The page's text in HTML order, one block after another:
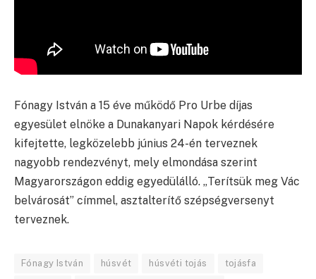
Fónagy István a 15 éve működő Pro Urbe díjas
egyesület elnöke a Dunakanyari Napok kérdésére
kifejtette, legközelebb június 24-én terveznek
nagyobb rendezvényt, mely elmondása szerint
Magyarországon eddig egyedülálló. „Terítsük meg Vác
belvárosát” címmel, asztalterítő szépségversenyt
terveznek.
Fónagy István húsvét húsvéti tojás tojásfa